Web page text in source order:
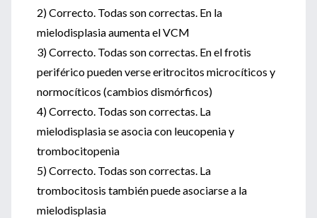
2) Correcto. Todas son correctas. En la
mielodisplasia aumenta el VCM
3) Correcto. Todas son correctas. En el frotis
periférico pueden verse eritrocitos microcíticos y
normocíticos (cambios dismórficos)
4) Correcto. Todas son correctas. La
mielodisplasia se asocia con leucopenia y
trombocitopenia
5) Correcto. Todas son correctas. La
trombocitosis también puede asociarse a la
mielodisplasia